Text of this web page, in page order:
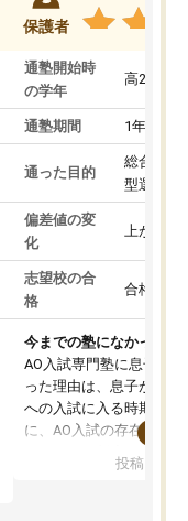
保護者
通塾開始時
の学年
高2
通塾期間 1年以上
通った目的
総合型選
型選抜対
偏差値の変
化
上がった
志望校の合
格
合格した
今までの塾になかった
AO入試専門塾に息子を
った理由は、息子が高校
への入試に入る時期に差
に、AO入試の存在を息
たことから、AOIに入塾
投稿日：